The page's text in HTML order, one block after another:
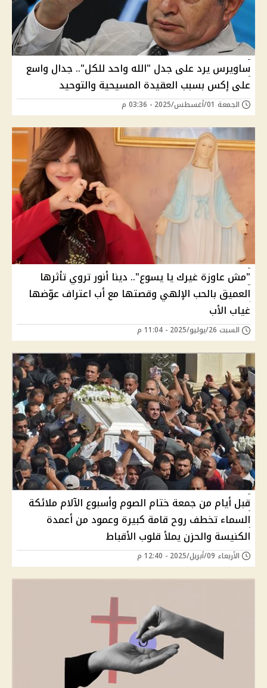
ساويرس يرد على جدل "الله واحد للكل".. جدال واسع
على إكس بسبب العقيدة المسيحية والتوحيد
الجمعة 01/أغسطس/2025 - 03:36 م
"مش عاوزة غيرك يا يسوع".. دينا أنور تروي تأثرها
العميق بالحب الإلهي وقصتها مع أب اعتراف عوّضها
غياب الأب
السبت 26/يوليو/2025 - 11:04 م
قبل أيام من جمعة ختام الصوم وأسبوع الآلام ملائكة
السماء تخطف روح قامة كبيرة وعمود من أعمدة
الكنيسة والحزن يملأ قلوب الأقباط
الأربعاء 09/أبريل/2025 - 12:40 م